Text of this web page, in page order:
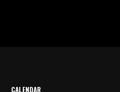
CALENDAR